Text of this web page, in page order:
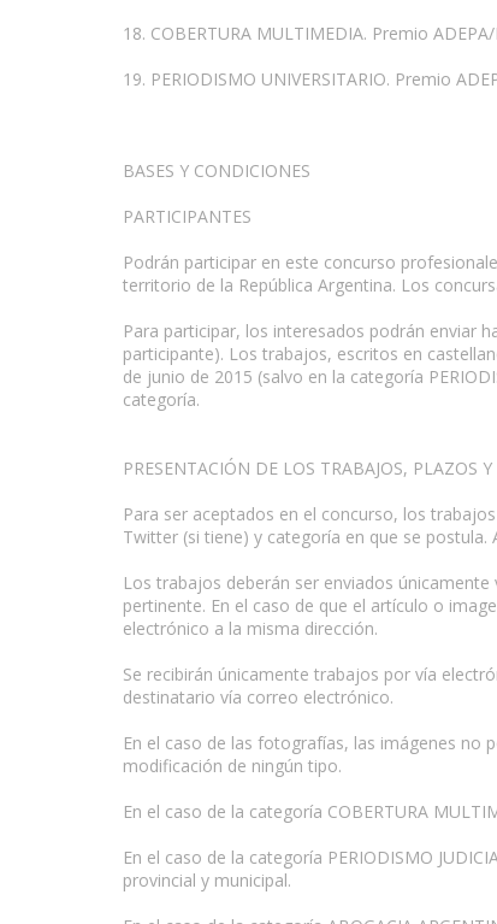
18. COBERTURA MULTIMEDIA. Premio
19. PERIODISMO UNIVERSITARIO. Premio
BASES Y CONDICIONES
PARTICIPANTES
Podrán participar en este concurso
territorio de la República Argentina. Los
Para participar, los interesados podrán enviar
participante). Los trabajos, escritos en
de junio de 2015 (salvo en la categoría
categoría.
PRESENTACIÓN DE LOS TRABAJOS, PLAZOS Y
Para ser aceptados en el concurso, los
Twitter (si tiene) y categoría en que se
Los trabajos deberán ser enviados
pertinente. En el caso de que el artículo o
electrónico a la misma dirección.
Se recibirán únicamente trabajos por vía
destinatario vía correo electrónico.
En el caso de las fotografías, las imágenes no
modificación de ningún tipo.
En el caso de la categoría COBERTURA
En el caso de la categoría PERIODISMO
provincial y municipal.